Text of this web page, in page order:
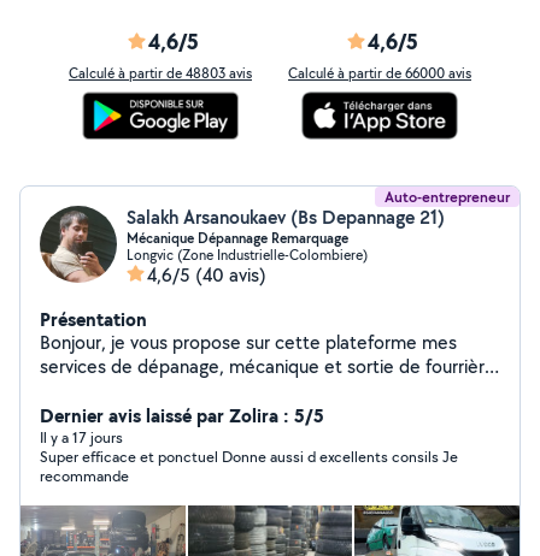
4,6/5
Calculé à partir de 48803 avis
4,6/5
Calculé à partir de 66000 avis
Auto-entrepreneur
Salakh Arsanoukaev (Bs Depannage 21)
Mécanique Dépannage Remarquage
Longvic (Zone Industrielle-Colombiere)
4,6/5 (40 avis)
Présentation
Bonjour, je vous propose sur cette plateforme mes
services de dépanage, mécanique et sortie de fourrière
Dernier avis laissé par Zolira : 5/5
Il y a 17 jours
Super efficace et ponctuel Donne aussi d excellents consils Je
recommande